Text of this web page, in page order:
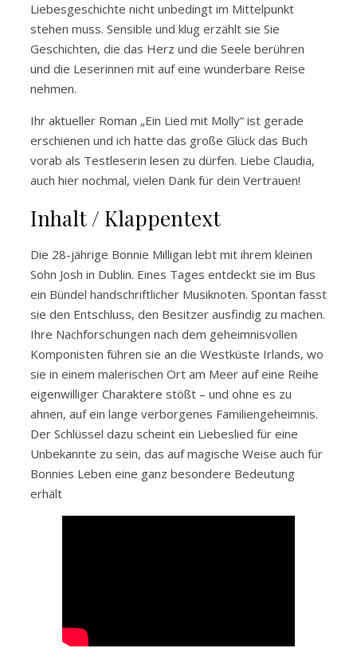
Liebesgeschichte nicht unbedingt im Mittelpunkt
stehen muss. Sensible und klug erzählt sie Sie
Geschichten, die das Herz und die Seele berühren
und die Leserinnen mit auf eine wunderbare Reise
nehmen.
Ihr aktueller Roman „Ein Lied mit Molly“ ist gerade
erschienen und ich hatte das große Glück das Buch
vorab als Testleserin lesen zu dürfen. Liebe Claudia,
auch hier nochmal, vielen Dank für dein Vertrauen!
Inhalt / Klappentext
Die 28-jährige Bonnie Milligan lebt mit ihrem kleinen
Sohn Josh in Dublin. Eines Tages entdeckt sie im Bus
ein Bündel handschriftlicher Musiknoten. Spontan fasst
sie den Entschluss, den Besitzer ausfindig zu machen.
Ihre Nachforschungen nach dem geheimnisvollen
Komponisten führen sie an die Westküste Irlands, wo
sie in einem malerischen Ort am Meer auf eine Reihe
eigenwilliger Charaktere stößt – und ohne es zu
ahnen, auf ein lange verborgenes Familiengeheimnis.
Der Schlüssel dazu scheint ein Liebeslied für eine
Unbekannte zu sein, das auf magische Weise auch für
Bonnies Leben eine ganz besondere Bedeutung
erhält